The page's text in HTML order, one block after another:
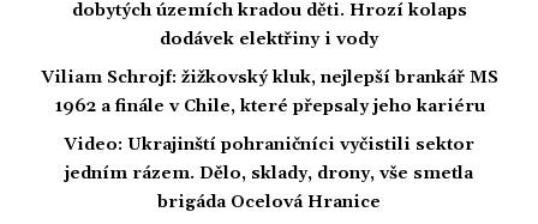
dobytých územích kradou děti. Hrozí kolaps
dodávek elektřiny i vody
Viliam Schrojf: žižkovský kluk, nejlepší brankář MS
1962 a finále v Chile, které přepsaly jeho kariéru
Video: Ukrajinští pohraničníci vyčistili sektor
jedním rázem. Dělo, sklady, drony, vše smetla
brigáda Ocelová Hranice